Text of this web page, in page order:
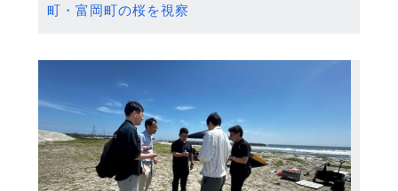
町・富岡町の桜を視察